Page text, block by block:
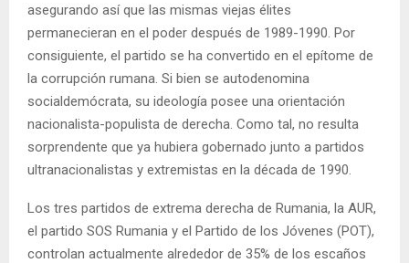
asegurando así que las mismas viejas élites
permanecieran en el poder después de 1989-1990. Por
consiguiente, el partido se ha convertido en el epítome de
la corrupción rumana. Si bien se autodenomina
socialdemócrata, su ideología posee una orientación
nacionalista-populista de derecha. Como tal, no resulta
sorprendente que ya hubiera gobernado junto a partidos
ultranacionalistas y extremistas en la década de 1990.
Los tres partidos de extrema derecha de Rumania, la AUR,
el partido SOS Rumania y el Partido de los Jóvenes (POT),
controlan actualmente alrededor de 35% de los escaños